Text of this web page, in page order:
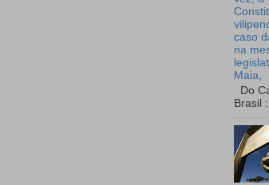
caso
na
Maia,
Do
Brasil :